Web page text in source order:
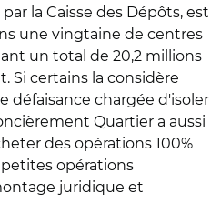
la Caisse des Dépôts, est
une vingtaine de centres
un total de 20,2 millions
Si certains la considère
défaisance chargée d'isoler
Quartier a aussi
des opérations 100%
opérations
juridique et